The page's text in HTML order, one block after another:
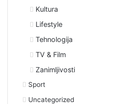
Kultura
Lifestyle
Tehnologija
TV & Film
Zanimljivosti
Sport
Uncategorized